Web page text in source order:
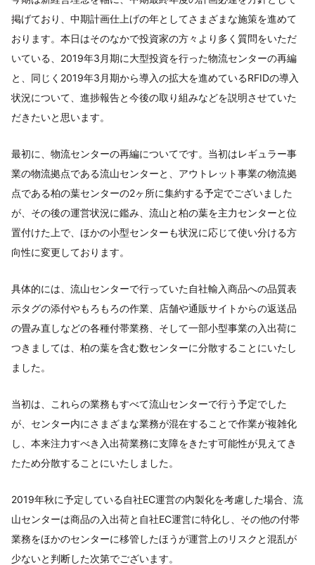
掲げており、中期計画仕上げの年としてさまざまな施策を進めて
おります。本日はそのなかで投資家の方々より多く質問をいただ
いている、2019年3月期に大型投資を行った物流センターの再編
と、同じく2019年3月期から導入の拡大を進めているRFIDの導入
状況について、進捗報告と今後の取り組みなどを説明させていた
だきたいと思います。
最初に、物流センターの再編についてです。当初はレギュラー事
業の物流拠点である流山センターと、アウトレット事業の物流拠
点である柏の葉センターの2ヶ所に集約する予定でございました
が、その後の運営状況に鑑み、流山と柏の葉を主力センターと位
置付けた上で、ほかの小型センターも状況に応じて使い分ける方
向性に変更しております。
具体的には、流山センターで行っていた自社輸入商品への品質表
示タグの添付やもろもろの作業、店舗や通販サイトからの返送品
の畳み直しなどの各種付帯業務、そして一部小型事業の入出荷に
つきましては、柏の葉を含む数センターに分散することにいたし
ました。
当初は、これらの業務もすべて流山センターで行う予定でした
が、センター内にさまざまな業務が混在することで作業が複雑化
し、本来注力すべき入出荷業務に支障をきたす可能性が見えてき
たため分散することにいたしました。
2019年秋に予定している自社EC運営の内製化を考慮した場合、流
山センターは商品の入出荷と自社EC運営に特化し、その他の付帯
業務をほかのセンターに移管したほうが運営上のリスクと混乱が
少ないと判断した次第でございます。